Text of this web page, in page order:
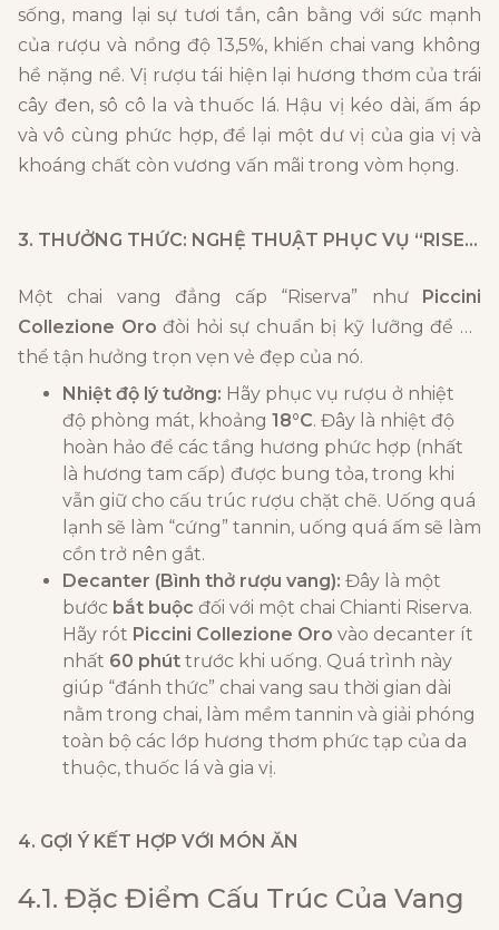
sống, mang lại sự tươi tắn, cân bằng với sức mạnh
của rượu và nồng độ 13,5%, khiến chai vang không
hề nặng nề. Vị rượu tái hiện lại hương thơm của trái
cây đen, sô cô la và thuốc lá. Hậu vị kéo dài, ấm áp
và vô cùng phức hợp, để lại một dư vị của gia vị và
khoáng chất còn vương vấn mãi trong vòm họng.
3. THƯỞNG THỨC: NGHỆ THUẬT PHỤC VỤ “RISERVA”
Một chai vang đẳng cấp “Riserva” như Piccini
Collezione Oro đòi hỏi sự chuẩn bị kỹ lưỡng để có
thể tận hưởng trọn vẹn vẻ đẹp của nó.
Nhiệt độ lý tưởng: Hãy phục vụ rượu ở nhiệt
độ phòng mát, khoảng 18°C. Đây là nhiệt độ
hoàn hảo để các tầng hương phức hợp (nhất
là hương tam cấp) được bung tỏa, trong khi
vẫn giữ cho cấu trúc rượu chặt chẽ. Uống quá
lạnh sẽ làm “cứng” tannin, uống quá ấm sẽ làm
cồn trở nên gắt.
Decanter (Bình thở rượu vang): Đây là một
bước bắt buộc đối với một chai Chianti Riserva.
Hãy rót Piccini Collezione Oro vào decanter ít
nhất 60 phút trước khi uống. Quá trình này
giúp “đánh thức” chai vang sau thời gian dài
nằm trong chai, làm mềm tannin và giải phóng
toàn bộ các lớp hương thơm phức tạp của da
thuộc, thuốc lá và gia vị.
4. GỢI Ý KẾT HỢP VỚI MÓN ĂN
4.1. Đặc Điểm Cấu Trúc Của Vang